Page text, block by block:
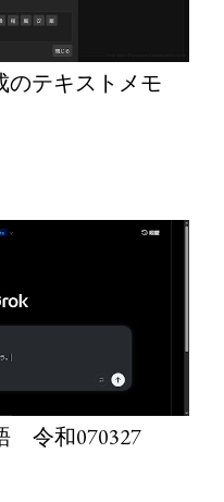
のテキストメモ
令和070327